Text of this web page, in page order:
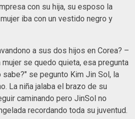
con su hija, su esposo la
iba con un vestido negro y
a sus dos hijos en Corea? –
se quedo quieta, esa pregunta
se pegunto Kim Jin Sol, la
La niña jalaba el brazo de su
caminando pero JinSol no
recordando toda su juventud.